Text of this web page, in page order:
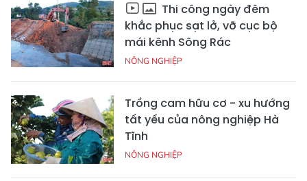
Thi công ngày đêm
khắc phục sạt lở, vỡ cục bộ
mái kênh Sông Rác
NÔNG NGHIỆP
Trồng cam hữu cơ - xu hướng
tất yếu của nông nghiệp Hà
Tĩnh
NÔNG NGHIỆP